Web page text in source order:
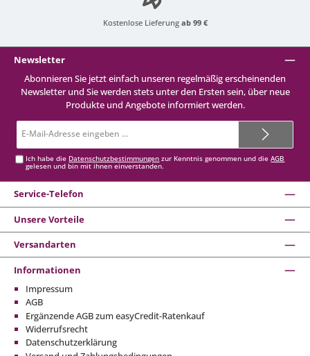
Kostenlose Lieferung ab 99 €
Newsletter
Abonnieren Sie jetzt einfach unseren regelmäßig erscheinenden
Newsletter und Sie werden stets unter den Ersten sein, über neue
Produkte und Angebote informiert werden.
Mail-
Ich habe die Datenschutzbestimmungen zur Kenntnis genommen und dieAGB
gelesen und bin mit ihnen einverstanden.
Service-Telefon
Unsere Vorteile
Versandarten
Informationen
Impressum
AGB
Ergänzende AGB zum easyCredit-Ratenkauf
Widerrufsrecht
Datenschutzerklärung